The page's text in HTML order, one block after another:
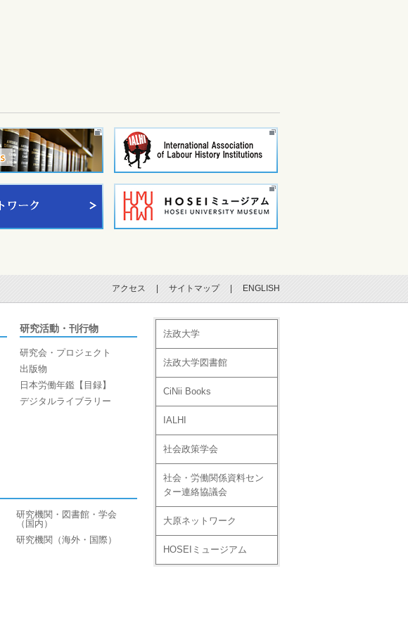
アクセス サイトマップ ENGLISH
研究活動・刊行物
研究会・プロジェクト
出版物
日本労働年鑑【目録】
デジタルライブラリー
研究機関・図書館・学会
（国内）
研究機関（海外・国際）
法政大学
法政大学図書館
CiNii Books
IALHI
社会政策学会
社会・労働関係資料セン
ター連絡協議会
大原ネットワーク
HOSEIミュージアム